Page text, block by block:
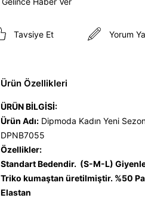
Tavsiye Et Yorum
Ürün Özellikleri
ÜRÜN BİLGİSİ:
Ürün Adı: Dipmoda Kadın Yeni
DPNB7055
Özellikler:
Standart Bedendir. (S-M-L)
Triko kumaştan üretilmiştir. %50
Elastan